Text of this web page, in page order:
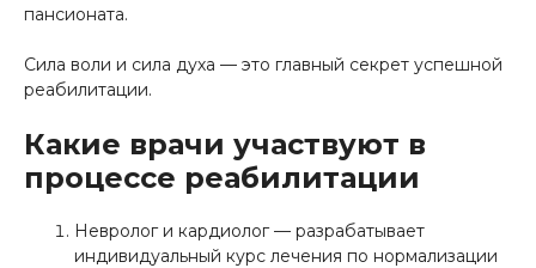
пансионата.
Сила воли и сила духа — это главный секрет успешной
реабилитации.
Какие врачи участвуют в
процессе реабилитации
Невролог и кардиолог — разрабатывает
индивидуальный курс лечения по нормализации